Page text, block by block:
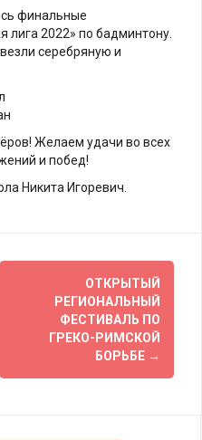
финальные
лига 2022» по бадминтону.
серебряную и
Желаем удачи во всех
и побед!
Никита Игоревич.
ОТКРЫТЫЙ
РЕГИОНАЛЬНЫЙ
ФЕСТИВАЛЬ ПО
ГРЕКО-РИМСКОЙ
БОРЬБЕ →